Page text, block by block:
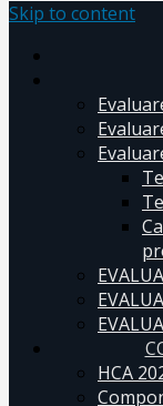
Skip to content
HCA